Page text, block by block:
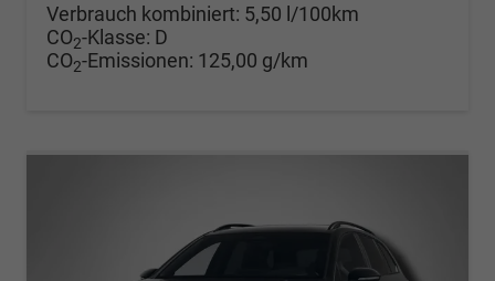
Verbrauch kombiniert: 5,50 l/100km
CO2-Klasse: D
CO2-Emissionen: 125,00 g/km